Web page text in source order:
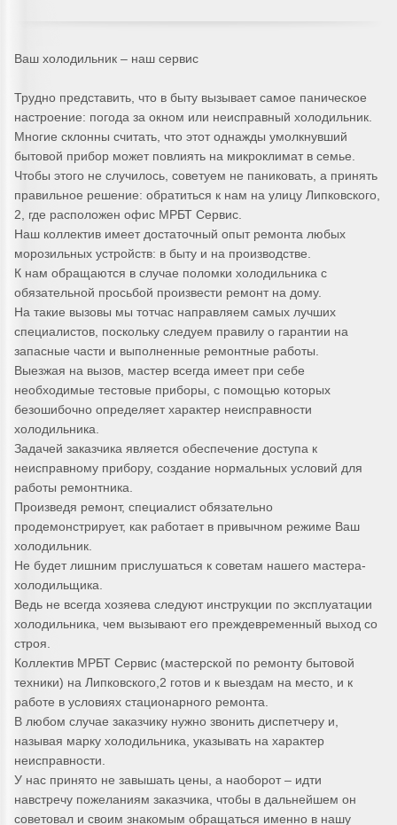
Ваш холодильник – наш сервис
Трудно представить, что в быту вызывает самое паническое
настроение: погода за окном или неисправный холодильник.
Многие склонны считать, что этот однажды умолкнувший
бытовой прибор может повлиять на микроклимат в семье.
Чтобы этого не случилось, советуем не паниковать, а принять
правильное решение: обратиться к нам на улицу Липковского,
2, где расположен офис МРБТ Сервис.
Наш коллектив имеет достаточный опыт ремонта любых
морозильных устройств: в быту и на производстве.
К нам обращаются в случае поломки холодильника с
обязательной просьбой произвести ремонт на дому.
На такие вызовы мы тотчас направляем самых лучших
специалистов, поскольку следуем правилу о гарантии на
запасные части и выполненные ремонтные работы.
Выезжая на вызов, мастер всегда имеет при себе
необходимые тестовые приборы, с помощью которых
безошибочно определяет характер неисправности
холодильника.
Задачей заказчика является обеспечение доступа к
неисправному прибору, создание нормальных условий для
работы ремонтника.
Произведя ремонт, специалист обязательно
продемонстрирует, как работает в привычном режиме Ваш
холодильник.
Не будет лишним прислушаться к советам нашего мастера-
холодильщика.
Ведь не всегда хозяева следуют инструкции по эксплуатации
холодильника, чем вызывают его преждевременный выход со
строя.
Коллектив МРБТ Сервис (мастерской по ремонту бытовой
техники) на Липковского,2 готов и к выездам на место, и к
работе в условиях стационарного ремонта.
В любом случае заказчику нужно звонить диспетчеру и,
называя марку холодильника, указывать на характер
неисправности.
У нас принято не завышать цены, а наоборот – идти
навстречу пожеланиям заказчика, чтобы в дальнейшем он
советовал и своим знакомым обращаться именно в нашу